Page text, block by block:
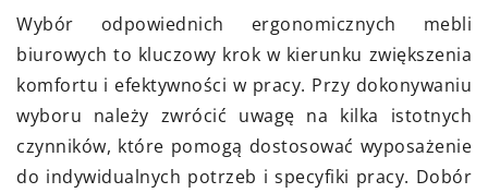
Wybór odpowiednich ergonomicznych mebli
biurowych to kluczowy krok w kierunku zwiększenia
komfortu i efektywności w pracy. Przy dokonywaniu
wyboru należy zwrócić uwagę na kilka istotnych
czynników, które pomogą dostosować wyposażenie
do indywidualnych potrzeb i specyfiki pracy. Dobór